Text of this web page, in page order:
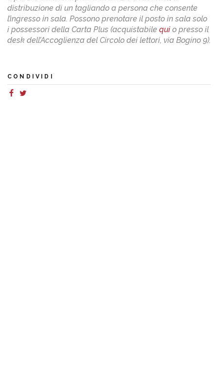
distribuzione di un tagliando a persona che consente
l’ingresso in sala. Possono prenotare il posto in sala solo
i possessori della Carta Plus (acquistabile qui o presso il
desk dell’Accoglienza del Circolo dei lettori, via Bogino 9).
CONDIVIDI